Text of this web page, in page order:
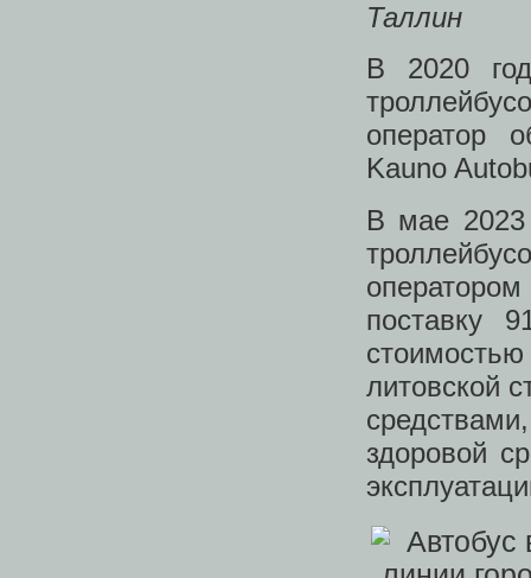
Таллин
В 2020
оператор
Kauno
В мае
поставку
литовской
здоровой